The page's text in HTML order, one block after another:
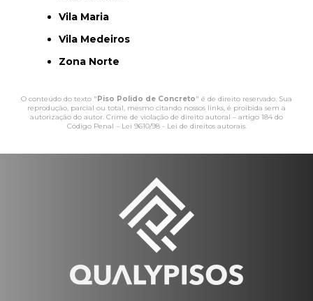
Vila Maria
Vila Medeiros
Zona Norte
O conteúdo do texto "Piso Polido de Concreto" é de direito reservado. Sua
reprodução, parcial ou total, mesmo citando nossos links, é proibida sem a
autorização do autor. Crime de violação de direito autoral – artigo 184 do
Código Penal – Lei 9610/98 - Lei de direitos autorais.